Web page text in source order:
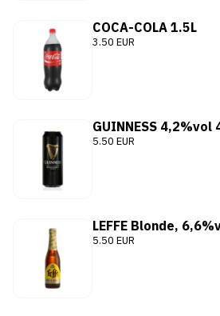
COCA-COLA 1.5L
3.50 EUR
GUINNESS 4,2%vol
5.50 EUR
LEFFE Blonde,
5.50 EUR